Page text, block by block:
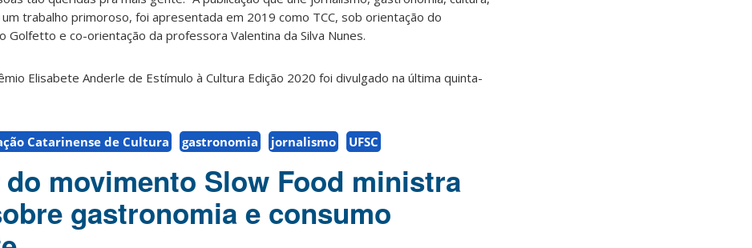
trabalho primoroso, foi apresentada em 2019 como TCC, sob orientação do
Golfetto e co-orientação da professora Valentina da Silva Nunes.
Elisabete Anderle de Estímulo à Cultura Edição 2020 foi divulgado na última quinta-
Catarinense de Cultura gastronomia jornalismo UFSC
movimento Slow Food ministra
gastronomia e consumo